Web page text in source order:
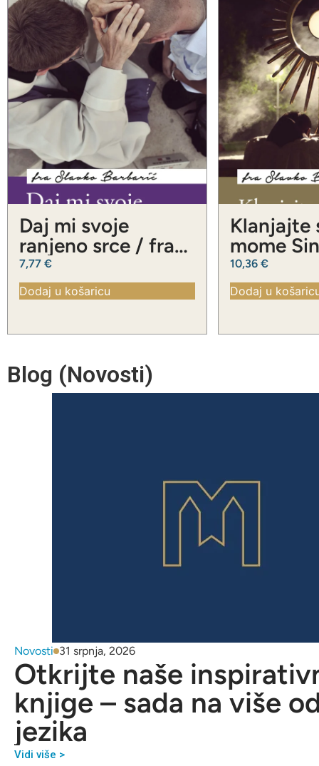
Daj mi svoje
ranjeno srce / fra
Slavko Barbarić
7,77 €
Dodaj u košaricu
Klanjajte
mome
Slavko
10,36 €
Dodaj u
Blog (Novosti)
Novosti 31 srpnja, 2026
Otkrijte naše
knjige – sada na više
jezika
Vidi više >